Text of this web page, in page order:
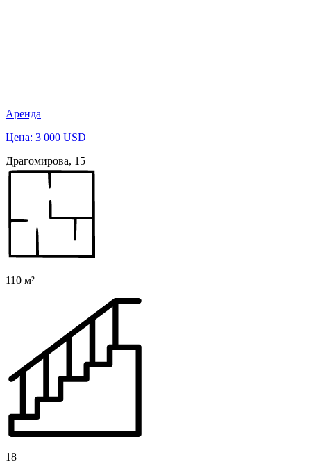
Аренда
Цена: 3 000 USD
Драгомирова, 15
110 м²
18